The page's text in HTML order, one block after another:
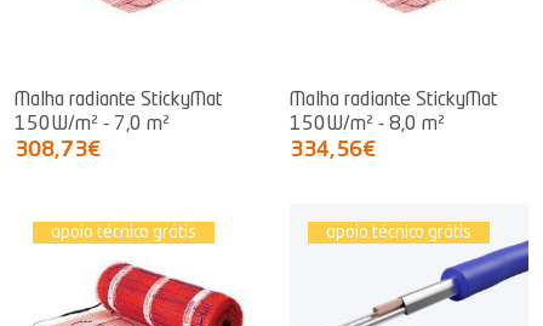
Malha radiante StickyMat
150W/m² - 7,0 m²
308,73€
Malha radiante StickyMat
150W/m² - 8,0 m²
334,56€
apoio técnico grátis apoio técnico grátis